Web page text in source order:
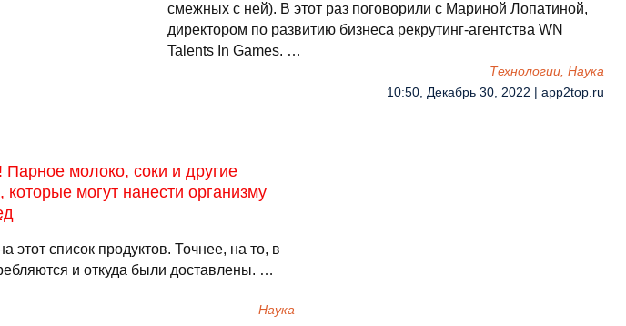
смежных с ней). В этот раз поговорили с Мариной Лопатиной,
директором по развитию бизнеса рекрутинг-агентства WN
Talents In Games. …
Технологии, Наука
10:50, Декабрь 30, 2022 | app2top.ru
Парное молоко, соки и другие
могут нанести организму
этот список продуктов. Точнее, на то, в
и откуда были доставлены. …
Наука